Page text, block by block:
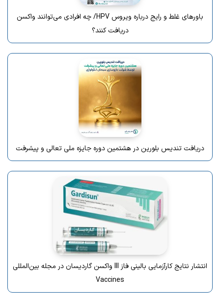
باورهای غلط و رایج درباره ویروس HPV/ چه افرادی می‌توانند واکسن
دریافت کنند؟
دریافت تندیس بلورین در هشتمین دوره جایزه ملی تعالی و پیشرفت
انتشار نتایج کارآزمایی بالینی فاز III واکسن گاردیسان در مجله بین‌المللی
Vaccines